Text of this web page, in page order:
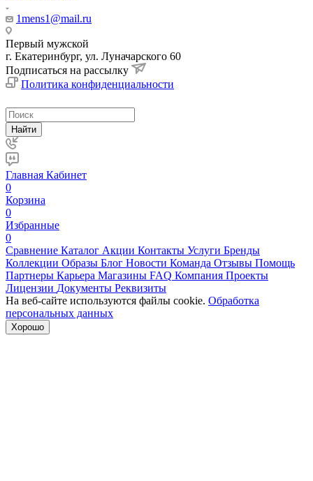
1mens1@mail.ru
Первый мужской
г. Екатеринбург, ул. Луначарского 60
Подписаться на рассылку
Политика конфиденциальности
Найти
Главная Кабинет
0
Корзина
0
Избранные
0
Сравнение Каталог Акции Контакты Услуги Бренды
Коллекции Образы Блог Новости Команда Отзывы Помощь
Партнеры Карьера Магазины FAQ Компания Проекты
Лицензии Документы Реквизиты
На веб-сайте используются файлы cookie. Обработка
персональных данных
Хорошо